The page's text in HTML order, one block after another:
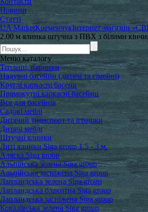
Новини
Статті
UA MarketКременчукІнтернет-магазин
2.00 м ялинка штучна з ПВХ з білими
Меню каталогу
Теплиці, парники
Надувні басейни (дитячі та сімейні)
Круглі каркасні басени
Прямокутні каркасні басейни
Все для басейнів
Садові меблі
Дитячий транспорт та іграшки
Дитячі меблі
Штучні ялинки
Литі ялинки Siga group 1.5 - 3 м.
Аляска Siga group
Альпійська зелена Siga group
Альпійська засніжена Siga group
Лапландська зелена Siga group
Лапландська блакитна Siga group
Лапландська засніжена Siga group
Ковалівська зелена Siga group